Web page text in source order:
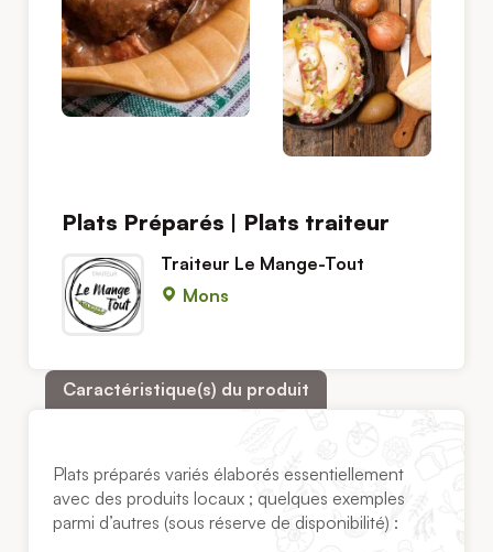
Plats Préparés | Plats traiteur
Traiteur Le Mange-Tout
Mons
Caractéristique(s) du produit
Plats préparés variés élaborés essentiellement
avec des produits locaux ; quelques exemples
parmi d’autres (sous réserve de disponibilité) :